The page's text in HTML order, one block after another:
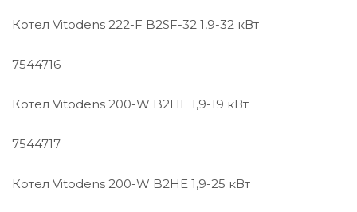
Котел Vitodens 222-F B2SF-32 1,9-32 кВт
7544716
Котел Vitodens 200-W B2HE 1,9-19 кВт
7544717
Котел Vitodens 200-W B2HE 1,9-25 кВт